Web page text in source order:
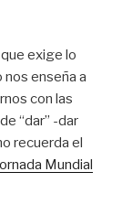
exige lo
enseña a
con las
“dar” -dar
recuerda el
Mundial